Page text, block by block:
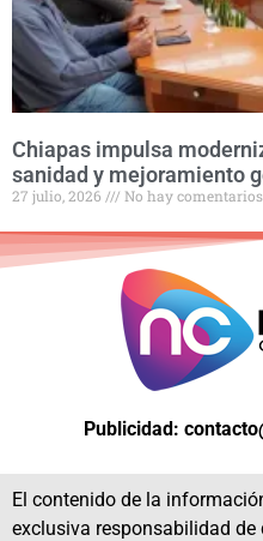
Chiapas impulsa
sanidad y mejoramiento
27 julio, 2026 No hay comentarios
Publicidad:
El contenido de la
exclusiva responsabilidad de